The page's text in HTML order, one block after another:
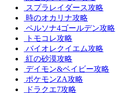
スプラレイダース攻略
時のオカリナ攻略
ペルソナ4ゴールデン攻略
トモコレ攻略
バイオレクイエム攻略
紅の砂漠攻略
デイモン&ベイビー攻略
ポケモンZA攻略
ドラクエ7攻略